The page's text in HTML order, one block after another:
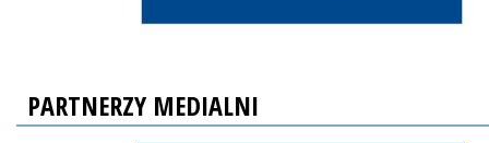
PARTNERZY MEDIALNI